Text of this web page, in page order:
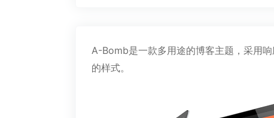
A-Bomb是一款多用途的博客主题，采用
的样式。